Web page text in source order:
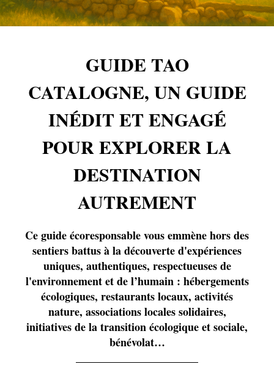
GUIDE TAO
CATALOGNE, UN GUIDE
INÉDIT ET ENGAGÉ
POUR EXPLORER LA
DESTINATION
AUTREMENT
Ce guide écoresponsable vous emmène hors des
sentiers battus à la découverte d'expériences
uniques, authentiques, respectueuses de
l'environnement et de l’humain : hébergements
écologiques, restaurants locaux, activités
nature, associations locales solidaires,
initiatives de la transition écologique et sociale,
bénévolat…